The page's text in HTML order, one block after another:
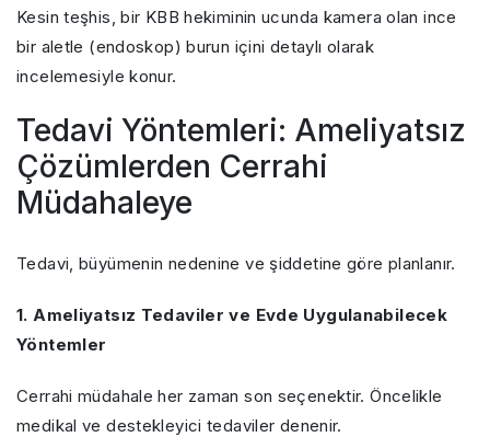
Kesin teşhis, bir KBB hekiminin ucunda kamera olan ince
bir aletle (endoskop) burun içini detaylı olarak
incelemesiyle konur.
Tedavi Yöntemleri: Ameliyatsız
Çözümlerden Cerrahi
Müdahaleye
Tedavi, büyümenin nedenine ve şiddetine göre planlanır.
1. Ameliyatsız Tedaviler ve Evde Uygulanabilecek
Yöntemler
Cerrahi müdahale her zaman son seçenektir. Öncelikle
medikal ve destekleyici tedaviler denenir.